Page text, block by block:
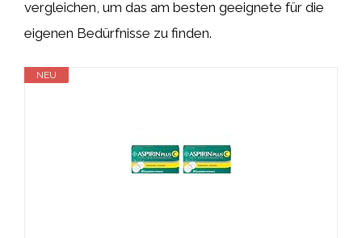
vergleichen, um das am besten geeignete für die
eigenen Bedürfnisse zu finden.
NEU